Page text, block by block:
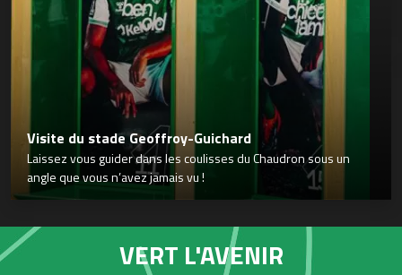
Visite du stade Geoffroy-Guichard
Laissez vous guider dans les coulisses du Chaudron sous un
angle que vous n’avez jamais vu !
VERT L'AVENIR